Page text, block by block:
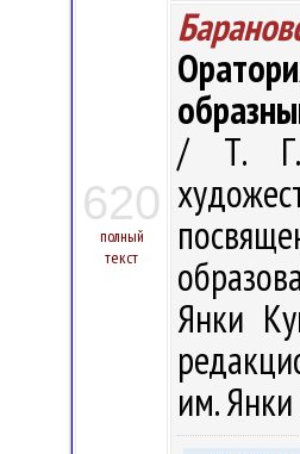
620
полный
текст
/ Т. Г.
Янки
им.